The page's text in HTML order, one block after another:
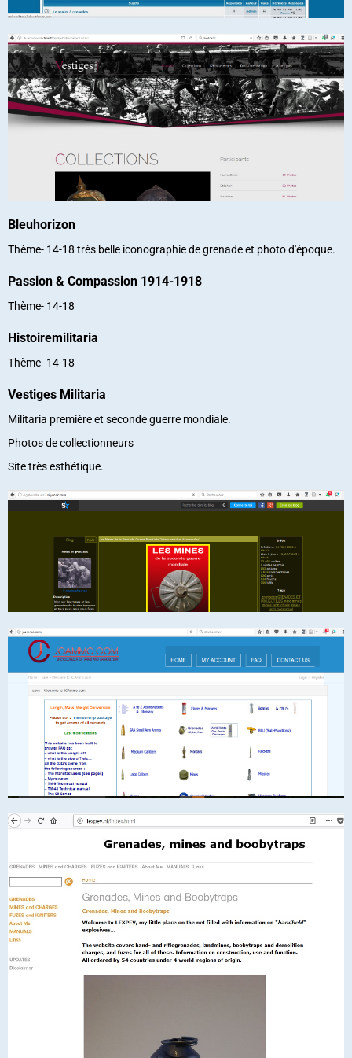
Bleuhorizon
Thème- 14-18 très belle iconographie de grenade et photo d'époque.
Passion & Compassion 1914-1918
Thème- 14-18
Histoiremilitaria
Thème- 14-18
Vestiges Militaria
Militaria première et seconde guerre mondiale.
Photos de collectionneurs
Site très esthétique.